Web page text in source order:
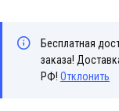
Бесплатная
заказа!
РФ! Отклонить